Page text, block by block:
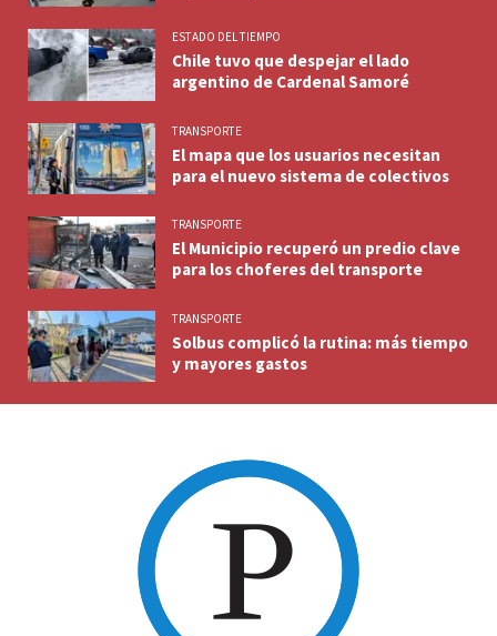
ESTADO DEL TIEMPO
Chile tuvo que despejar el lado
argentino de Cardenal Samoré
TRANSPORTE
El mapa que los usuarios necesitan
para el nuevo sistema de colectivos
TRANSPORTE
El Municipio recuperó un predio clave
para los choferes del transporte
TRANSPORTE
Solbus complicó la rutina: más tiempo
y mayores gastos